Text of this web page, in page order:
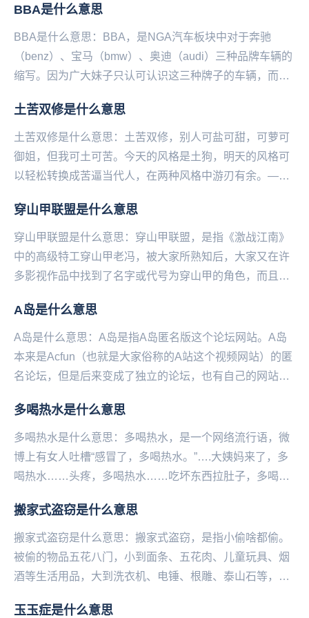
置...
BBA是什么意思
BBA是什么意思：BBA，是NGA汽车板块中对于奔驰
（benz）、宝马（bmw）、奥迪（audi）三种品牌车辆的
缩写。因为广大妹子只认可认识这三种牌子的车辆，而被
土苦双修是什么意思
土苦双修是什么意思：土苦双修，别人可盐可甜，可萝可
御姐，但我可土可苦。今天的风格是土狗，明天的风格可
以轻松转换成苦逼当代人，在两种风格中游刃有余。——
穿山甲联盟是什么意思
穿山甲联盟是什么意思：穿山甲联盟，是指《激战江南》
中的高级特工穿山甲老冯，被大家所熟知后，大家又在许
多影视作品中找到了名字或代号为穿山甲的角色，而且这
A岛是什么意思
A岛是什么意思：A岛是指A岛匿名版这个论坛网站。A岛
本来是Acfun（也就是大家俗称的A站这个视频网站）的匿
名论坛，但是后来变成了独立的论坛，也有自己的网站和
多喝热水是什么意思
多喝热水是什么意思：多喝热水，是一个网络流行语，微
博上有女人吐槽“感冒了，多喝热水。”….大姨妈来了，多
喝热水……头疼，多喝热水……吃坏东西拉肚子，多喝热
搬家式盗窃是什么意思
搬家式盗窃是什么意思：搬家式盗窃，是指小偷啥都偷。
被偷的物品五花八门，小到面条、五花肉、儿童玩具、烟
酒等生活用品，大到洗衣机、电锤、根雕、泰山石等，一
拿。...
玉玉症是什么意思